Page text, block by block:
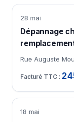
28 mai
Dépannage
Rue Auguste
18 mai